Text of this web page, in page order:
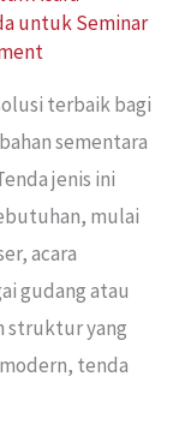
untuk Seminar
terbaik bagi
sementara
jenis ini
mulai
acara
gudang atau
struktur yang
tenda